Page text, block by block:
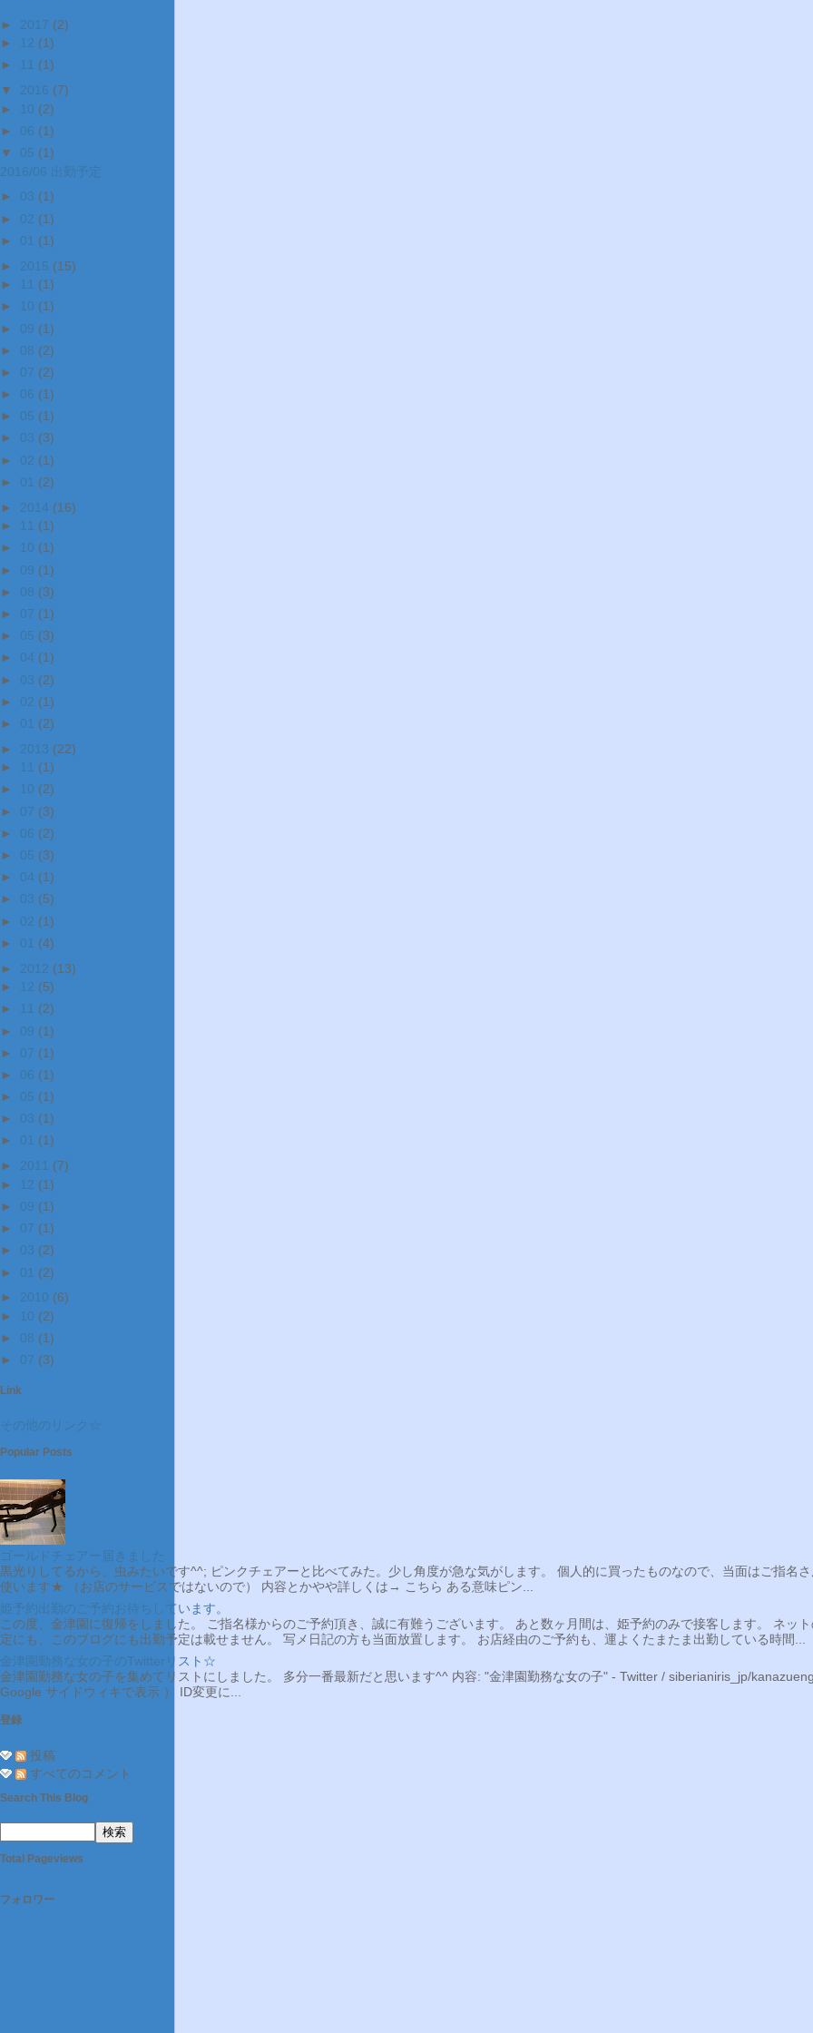
► 2017 (2)
►
12 (1)
► 11 (1)
▼ 2016 (7)
►
10 (2)
► 06 (1)
▼ 05 (1)
2016/06 出勤予定
► 03 (1)
► 02 (1)
► 01 (1)
► 2015 (15)
►
11 (1)
► 10 (1)
► 09 (1)
► 08 (2)
► 07 (2)
► 06 (1)
► 05 (1)
► 03 (3)
► 02 (1)
► 01 (2)
► 2014 (16)
► 11 (1)
► 10 (1)
► 09 (1)
► 08 (3)
► 07 (1)
► 05 (3)
► 04 (1)
► 03 (2)
► 02 (1)
► 01 (2)
► 2013 (22)
► 11 (1)
► 10 (2)
► 07 (3)
► 06 (2)
► 05 (3)
► 04 (1)
► 03 (5)
► 02 (1)
► 01 (4)
► 2012 (13)
►
12 (5)
► 11 (2)
► 09 (1)
► 07 (1)
► 06 (1)
► 05 (1)
► 03 (1)
► 01 (1)
► 2011 (7)
►
12 (1)
► 09 (1)
► 07 (1)
► 03 (2)
► 01 (2)
► 2010 (6)
►
10 (2)
► 08 (1)
► 07 (3)
Link
その他のリンク☆
Popular Posts
ゴールドチェアー届きました
黒光りしてるから、虫みたいです^^; ピンクチェアーと比べてみた。少し角度が急な気がします。 個人的に買ったものなので、当面はご指名
使います★ （お店のサービスではないので） 内容とかやや詳しくは→ こちら ある意味ピン...
姫予約出勤のご予約お待ちしています。
この度、金津園に復帰をしました。 ご指名様からのご予約頂き、誠に有難うございます。 あと数ヶ月間は、姫予約のみで接客します。 ネッ
定にも、このブログにも出勤予定は載せません。 写メ日記の方も当面放置します。 お店経由のご予約も、運よくたまたま出勤している時間...
金津園勤務な女の子のTwitterリスト☆
金津園勤務な女の子を集めてリストにしました。 多分一番最新だと思います^^ 内容: "金津園勤務な女の子" - Twitter / siberianiris_jp/
Google サイドウィキで表示 ） ID変更に...
登録
投稿
すべてのコメント
Search This Blog
Total Pageviews
フォロワー